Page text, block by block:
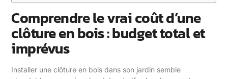
Comprendre le vrai coût d’une
clôture en bois : budget total et
imprévus
Installer une clôture en bois dans son jardin semble